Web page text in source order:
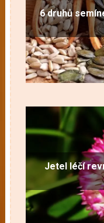
6 druhů
Jetel léčí